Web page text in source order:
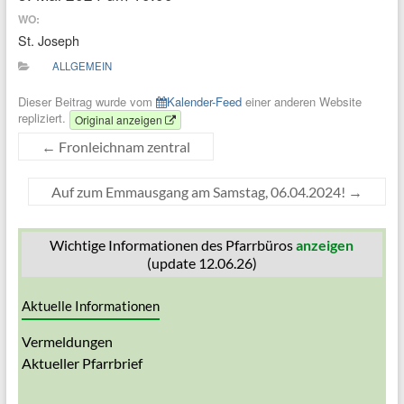
WO:
St. Joseph
ALLGEMEIN
Dieser Beitrag wurde vom Kalender-Feedeiner anderen Website
repliziert.
Original anzeigen
← Fronleichnam zentral
Auf zum Emmausgang am Samstag, 06.04.2024! →
Wichtige Informationen des Pfarrbürosanzeigen
(update 12.06.26)
Aktuelle Informationen
Vermeldungen
Aktueller Pfarrbrief